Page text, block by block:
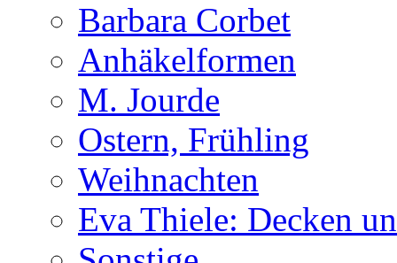
Barbara Corbet
Anhäkelformen
M. Jourde
Ostern, Frühling
Weihnachten
Eva Thiele: Decken